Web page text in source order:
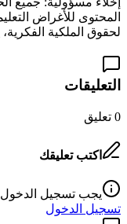
المحتوى للأغراض
لحقوق الملكية
التعليقات
0 تعليق
اكتب تعليقك
يجب تسجيل الدخول
تسجيل الدخول